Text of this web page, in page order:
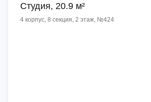
Cтудия, 20.9 м²
4 корпус, 8 секция, 2 этаж, №424